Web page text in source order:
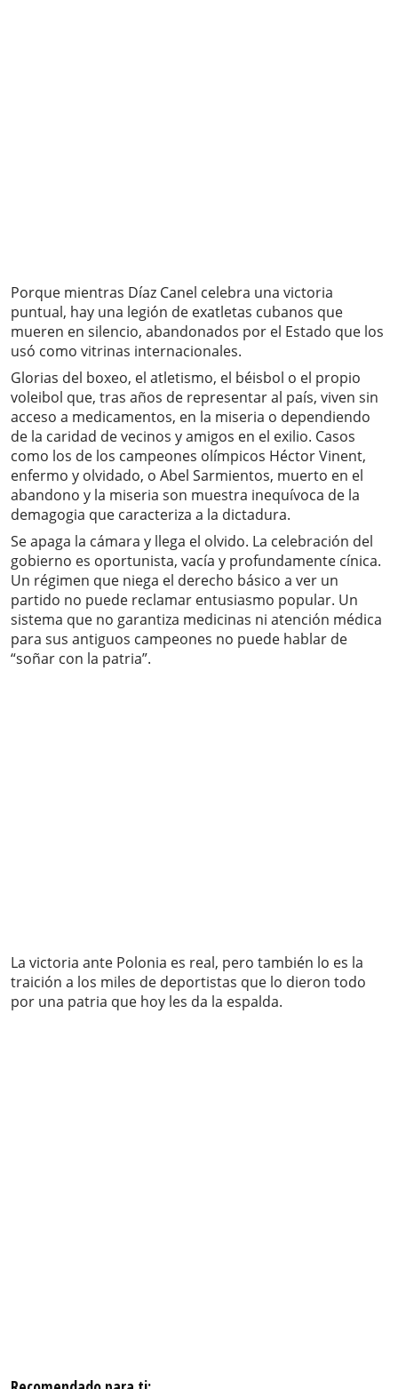
Porque mientras Díaz Canel celebra una victoria
puntual, hay una legión de exatletas cubanos que
mueren en silencio, abandonados por el Estado que los
usó como vitrinas internacionales.
Glorias del boxeo, el atletismo, el béisbol o el propio
voleibol que, tras años de representar al país, viven sin
acceso a medicamentos, en la miseria o dependiendo
de la caridad de vecinos y amigos en el exilio. Casos
como los de los campeones olímpicos Héctor Vinent,
enfermo y olvidado, o Abel Sarmientos, muerto en el
abandono y la miseria son muestra inequívoca de la
demagogia que caracteriza a la dictadura.
Se apaga la cámara y llega el olvido. La celebración del
gobierno es oportunista, vacía y profundamente cínica.
Un régimen que niega el derecho básico a ver un
partido no puede reclamar entusiasmo popular. Un
sistema que no garantiza medicinas ni atención médica
para sus antiguos campeones no puede hablar de
“soñar con la patria”.
La victoria ante Polonia es real, pero también lo es la
traición a los miles de deportistas que lo dieron todo
por una patria que hoy les da la espalda.